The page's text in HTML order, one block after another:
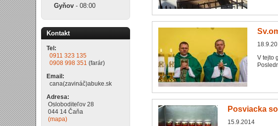
V tejto
Posviacka
15.9.2014
Gyňov - 08:00
Kontakt
Tel:
0911 323 135
0908 998 351 (farár)
Email:
cana(zavináč)abuke.sk
Adresa:
Osloboditeľov 28
044 14 Čaňa
(mapa)